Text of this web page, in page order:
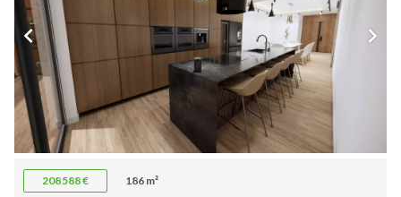
208 588 € 186 m²